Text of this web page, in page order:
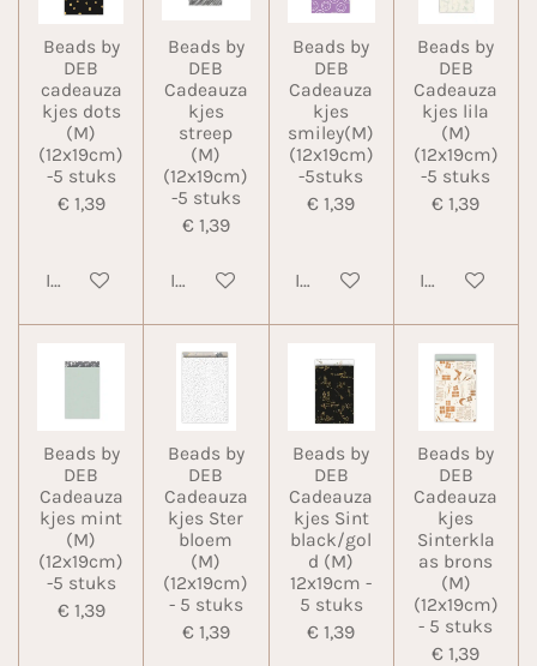
Beads by
DEB
cadeauza
kjes dots
(M)
(12x19cm)
-5 stuks
€ 1,39
In winkelwagen
Beads by
DEB
Cadeauza
kjes
streep
(M)
(12x19cm)
-5 stuks
€ 1,39
In winkelwagen
Beads by
DEB
Cadeauza
kjes
smiley(M)
(12x19cm)
-5stuks
€ 1,39
In winkelwagen
Beads by
DEB
Cadeauza
kjes lila
(M)
(12x19cm)
-5 stuks
€ 1,39
In
Beads by
DEB
Cadeauza
kjes mint
(M)
(12x19cm)
-5 stuks
€ 1,39
Beads by
DEB
Cadeauza
kjes Ster
bloem
(M)
(12x19cm)
- 5 stuks
€ 1,39
Beads by
DEB
Cadeauza
kjes Sint
black/gol
d (M)
12x19cm -
5 stuks
€ 1,39
Beads by
DEB
Cadeauza
kjes
Sinterkla
as brons
(M)
(12x19cm)
- 5 stuks
€ 1,39